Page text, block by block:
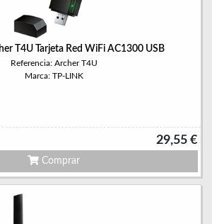
T4U Tarjeta Red WiFi AC1300 USB
Referencia: Archer T4U
Marca: TP-LINK
29,55 €
Comprar